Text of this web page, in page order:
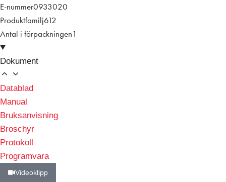
E-nummer0933020
Produktfamilj612
Antal i förpackningen 1
Dokument
Datablad
Manual
Bruksanvisning
Broschyr
Protokoll
Programvara
Videoklipp